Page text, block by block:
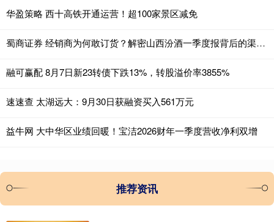
华盈策略 西十高铁开通运营！超100家景区减免
蜀商证券 经销商为何敢订货？解密山西汾酒一季度报背后的渠道“减压战”
融可赢配 8月7日新23转债下跌13%，转股溢价率3855%
速速查 太湖远大：9月30日获融资买入561万元
益牛网 大中华区业绩回暖！宝洁2026财年一季度营收净利双增
推荐资讯